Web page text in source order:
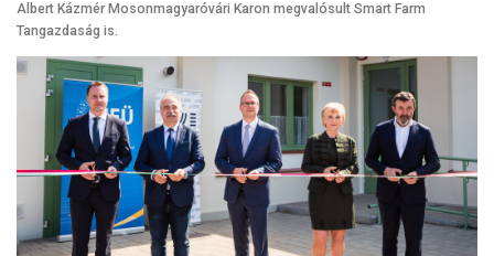
Albert Kázmér Mosonmagyaróvári Karon megvalósult Smart Farm
Tangazdaság is.